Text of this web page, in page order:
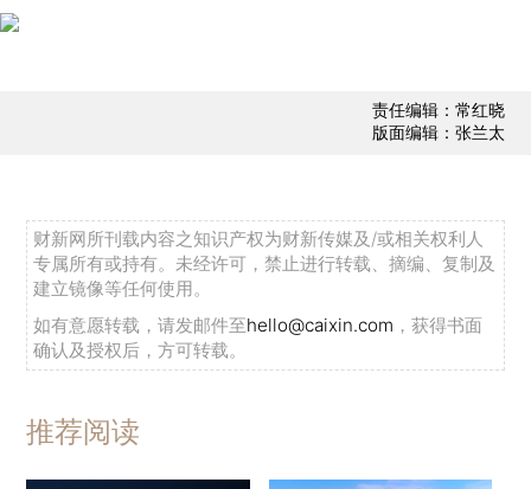
责任编辑：常红晓
版面编辑：张兰太
财新网所刊载内容之知识产权为财新传媒及/或相关权利人
专属所有或持有。未经许可，禁止进行转载、摘编、复制及
建立镜像等任何使用。
如有意愿转载，请发邮件至hello@caixin.com ，获得书面
确认及授权后，方可转载。
推荐阅读